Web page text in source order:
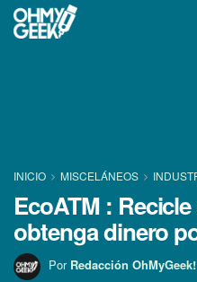
INICIO MISCELÁNEOS
EcoATM :
obtenga dinero
Por Redacción OhMyGeek!